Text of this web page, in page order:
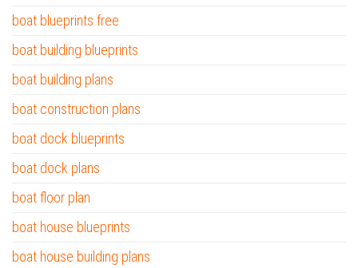
boat blueprints free
boat building blueprints
boat building plans
boat construction plans
boat dock blueprints
boat dock plans
boat floor plan
boat house blueprints
boat house building plans